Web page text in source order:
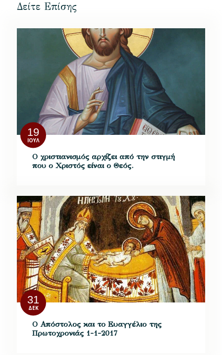
Δείτε Επίσης
19
ΙΟΎΛ
Ο χριστιανισμός αρχίζει από την στιγμή
που ο Χριστός είναι ο Θεός.
31
ΔΕΚ
Ο Απόστολος και το Ευαγγέλιο της
Πρωτοχρονιάς 1-1-2017